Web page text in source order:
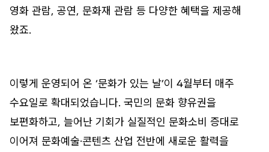
영화 관람, 공연, 문화재 관람 등 다양한 혜택을 제공해
왔죠.
이렇게 운영되어 온 ‘문화가 있는 날’이 4월부터 매주
수요일로 확대되었습니다. 국민의 문화 향유권을
보편화하고, 늘어난 기회가 실질적인 문화소비 증대로
이어져 문화예술·콘텐츠 산업 전반에 새로운 활력을